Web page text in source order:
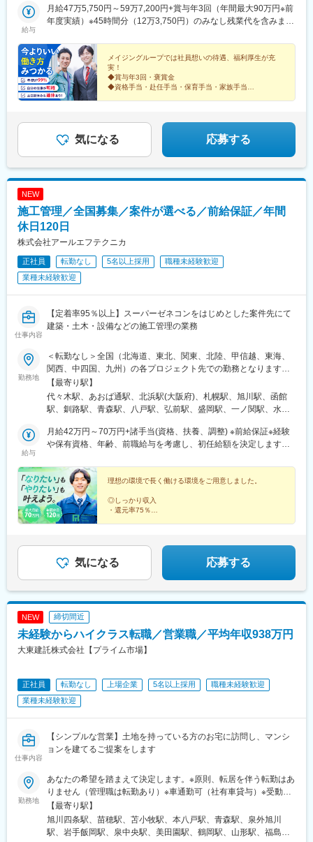
学研奈良登美ケ丘駅、新大宮駅、大和八木駅、摂津富田駅、星ケ
丘駅(大阪府)、箕面萱野駅、鶴見緑地駅、今宮戎駅、なかもず駅、
尾上の松駅、西宮北口駅、神戸駅(兵庫県)、飾磨駅、京口駅、伊丹
駅(阪急線)、福山駅、東尾道駅、不動院前駅、広電本社前駅、西条
駅(広島県)、東津山駅、鳥取駅、東山公園駅(鳥取県)、松江駅、高
浜駅(島根県)、文化の森駅、教会前駅、伏石駅、宇多津駅、伊予和
気駅、古泉駅、新居浜駅、岩国駅、下松駅(山口県)、徳山駅、山口
駅、牧駅(大分県)、西大分駅、南大分駅、西熊本駅、北熊本駅、荒
尾駅(熊本県)、原水駅、新八代駅、佐賀駅、鍋島駅、日宇駅、高田
駅(長崎県)、宮崎神宮駅、隼人駅、鴨池駅、隈之城駅、新越谷駅、
船橋駅、下総中山駅、市場前駅、上井草駅、亀戸駅、高松駅(東京
都)、青井駅、大久保駅(東京都)、新百合ケ丘駅、平沼橋駅、川崎
児駅、泊駅(三重県)、六地蔵駅(京都市営)、八木西口駅、富田駅(大
阪府)、恵美須町駅、中百舌鳥駅、阪神国道駅、ハーバーランド
駅、牛田駅(広島県)、岡田駅(愛媛県)、小倉駅(福岡県)、西鉄香椎
駅、坪井川公園駅、京成船橋駅、豊洲駅、泉体育館駅、東新宿
駅、戸部駅、西高蔵駅、六地蔵駅(奈良線)、畝傍駅、大国町駅、白
鷺駅、高速神戸駅、西鉄千早駅、打越駅
陸・甲信越】新潟、長野、山梨【東海】静岡＜株式会社ナミト＞
東海、北陸、関西、中国、四国、九州の各プロジェクト先での勤
福井【関西】大阪、兵庫、滋賀、京都、奈良、和歌山【中国】広
島、鳥取、岡山、島根、山口【四国】香川、徳島、愛媛、高知
【九州】福岡、大分、佐賀、熊本、宮崎、長崎、鹿児島■交通アク
セスプロジェクト先によって異なります。プロジェクト先によ
り、車通勤OK。
(函館本線)、美園駅、山頂駅(もいわ山)、発寒南駅、新さっぽろ
駅、稲穂駅、真駒内駅、熊ケ根駅、福田町駅、荒井駅(宮城県)、陸
和田駅(埼玉県)、与野本町駅、南与野駅、北浦和駅、南浦和駅、東
浦和駅、岩槻駅、蘇我駅、実籾駅、スポーツセンター駅、千城台
駅、誉田駅、検見川浜駅、鶴見小野駅、三ツ沢下町駅、戸部駅、
山手駅、井土ケ谷駅、上永谷駅、和田町駅、鶴ケ峰駅、屏風浦
駅、金沢文庫駅、新羽駅、十日市場駅(神奈川県)、青葉台駅、セン
島田駅、武蔵小杉駅、武蔵溝ノ口駅、鷺沼駅、生田駅(神奈川県)、
柿生駅、相模湖駅、上溝駅、下溝駅、豊栄駅、新潟駅、白山駅(新
潟県)、亀田駅、新津駅、矢代田駅、内野駅、巻駅、井川駅、安倍
駅、左京山駅、上社駅、植田駅(名古屋市営)、貴船口駅、今出川
駅、鞍馬駅、二条駅、清水五条駅、五条駅(京都市営)、上鳥羽口
駅、日吉駅(京都府)、桃山駅、東野駅(京都府)、洛西口駅、都島
駅、野田阪神駅、桜島駅、阿波座駅、朝潮橋駅、津守駅、大阪上
本町駅、芦原橋駅、福駅、だいどう豊里駅、今里駅(地下鉄)、桃谷
駅、千林大宮駅、鴫野駅、東天下茶屋駅、沢ノ町駅、西天下茶屋
駅、三国駅(大阪府)、横堤駅、住ノ江駅、喜連瓜破駅、大阪梅田駅
栂・美木多駅、新金岡駅、北野田駅、岡本駅(兵庫県)、星の駅、湊
川公園駅、西代駅、妙法寺駅(兵庫県)、滝の茶屋駅、大池駅、中埠
道駅(岡山県)、妹尾駅、鷹野橋駅、白島駅(広島電鉄線)、比治山下
駅、西広島駅、大原駅(広島県)、可部駅、中野東駅、広域公園前
駅、小森江駅、二島駅、九州工大前駅、西小倉駅、志井公園駅、
山麓駅(皿倉山)、今池駅(福岡県)、貝塚駅(福岡県)、東比恵駅、赤
坂駅(福岡県)、大橋駅(福岡県)、九大学研都市駅、福大前駅、梅林
駅(福岡県)、水前寺駅、段山町駅、富合駅、植木駅、東海学園前
駅、東京駅、東銀座駅、六本木駅、新宿三丁目駅、水道橋駅、浅
草駅(ＴＸ)、錦糸町駅、木場駅(東京都)、大崎駅、中目黒駅、京急
蒲田駅、東北沢駅、渋谷駅、中野駅(東京都)、荻窪駅、池袋駅、十
線)、北千住駅、亀有駅、西葛西駅、新青森駅、小中野駅、中央弘
前駅、渋民駅、平泉駅、一ノ関駅、曽波神駅、古川駅、秋田駅、
東大館駅、矢美津駅、蔵王駅、羽前大山駅、東酒田駅、いわき
駅、南福島駅、偕楽園駅、つくば駅、常陸多賀駅、宇都宮駅、小
山駅、葛生駅、山名駅、粕川駅、太田駅(群馬県)、笹津駅、戸出
駅、家久駅、甲斐住吉駅、市川大門駅、安茂里駅、松本駅、西上
田駅、柳津駅(岐阜県)、美濃青柳駅、六軒駅(岐阜県)、追分駅(三重
県)、津新町駅、白子駅、石山寺駅、南草津駅、虎姫駅、榛原駅、
八木西口駅、一分駅、宮前駅、朝来駅、林間田園都市駅、湖山
駅、東山公園駅(鳥取県)、下北条駅、松江しんじ湖温泉駅、出雲市
駅、浜田駅、長府駅、本由良駅、宇部新川駅、二軒屋駅、阿波福
井駅、鳴門駅、太田駅(香川県)、羽間駅、比地大駅、市坪駅、今治
駅、新居浜駅、高知駅、後免中町駅、国見駅(高知県)、佐賀駅、唐
津駅、鳥栖駅、住吉駅(長崎県)、佐世保駅、小江駅、西大分駅、別
駅(鹿児島県)、北永野田駅、宮ケ浜駅、あおば通駅、さっぽろ駅、
北与野駅、田町駅(東京都)、神奈川駅、伏見駅(愛知県)、本町駅、
三ノ宮駅、八丁堀駅(広島県)、博多駅、北２４条駅、宮原駅、国道
駅、西高蔵駅、本笠寺駅、本郷駅(愛知県)、原駅(愛知県)、二条城
前駅、観月橋駅、野江内代駅、海老江駅、西長堀駅、谷町九丁目
屋駅、今福鶴見駅、安立町駅、出戸駅、中崎町駅、谷町四丁目
駅、今川駅(大阪府)、摂津本山駅、湊川駅、高速長田駅、南公園
駅、舟入幸町駅、広島駅、大濠公園駅、七隈駅、交通局前駅(熊本
県)、二重橋前駅、銀座駅、六本木一丁目駅、新宿御苑前駅、後楽
園駅、住吉駅(東京都)、大崎広小路駅、祐天寺駅、蒲田駅、池ノ上
給与
月給47万5,750円～59万7,200円+賞与年3回（年間最大90万円※前
年度実績）※45時間分（12万3,750円）のみなし残業代を含みま
が含まれています。※経験・能力などを考慮し、決定します。＜年
収例＞670万円／35歳・入社2年目760万円／45歳・入社5年目
820万円／51歳・入社8年目
メイジングループでは社員想いの待遇、福利厚生が充
実！
◆賞与年3回・褒賞金
◆資格手当・赴任手当・保育手当・家族手当
◆インフルエンザ予防接種助成金
気になる 応募する
NEW
施工管理／全国募集／案件が選べる／前給保証／年間
休日120日
株式会社アールエフテクニカ
正社員 転勤なし 5名以上採用
職種未経験歓迎
業種未経験歓迎
仕事内容
【定着率95％以上】スーパーゼネコンをはじめとした案件先にて
建築・土木・設備などの施工管理の業務
勤務地
＜転勤なし＞全国（北海道、東北、関東、北陸、甲信越、東海、
関西、中四国、九州）の各プロジェクト先での勤務となります。※
勤務地は希望を考慮します。※転居を伴う転勤なし※車通勤OK（勤
務地による）※直行直帰OK※U・Iターン歓迎。社員寮完備＆住宅補
助制度あり（規定あり）【東京オフィス】東京都渋谷区千駄ヶ谷
町1-7-3 吉田ビル5階【仙台オフィス】宮城県仙台市青葉区中央2-
11-1 オルタス仙台ビル3階
【最寄り駅】
代々木駅、あおば通駅、北浜駅(大阪府)、札幌駅、旭川駅、函館
駅、釧路駅、青森駅、八戸駅、弘前駅、盛岡駅、一ノ関駅、水沢
形駅、三瀬駅、いわき駅、郡山駅(福島県)、福島駅(福島県)、水戸
駅、つくば駅、日立駅、勝田駅、土浦駅、古河駅、下妻駅、守谷
高崎駅、前橋駅、太田駅(群馬県)、伊勢崎駅、桐生駅、渋川駅、大
宮駅(埼玉県)、さいたま新都心駅、川口駅、川越駅、所沢駅、越谷
駅、八潮駅、千葉駅、東海神駅、松戸駅、市川真間駅、柏駅、五
井駅、木更津駅、新習志野駅、浦安駅(千葉県)、八王子駅、町田
駅、府中駅(東京都)、調布駅、保谷駅、麹町駅、茅場町駅、赤坂駅
沢本町駅、平塚駅、本厚木駅、新潟駅、長岡駅、上越妙高駅、富
山駅、金沢駅、福井駅、甲府駅、長野駅、岐阜駅、浜松駅、静岡
駅、富士宮駅、近鉄名古屋駅、豊田市駅、尾張一宮駅、豊橋駅、
方市駅、豊中駅、岸和田駅、吹田駅(東海道本線)、和泉中央駅、神
戸駅(兵庫県)、姫路駅、西宮駅、尼崎駅(東海道本線)、伊丹駅(福知
山線)、奈良駅、畝傍駅、鳥居前駅、郡山駅(奈良県)、近鉄下田
駅、天理駅、和歌山駅、紀伊田辺駅、橋本駅(和歌山県)、打田駅、
駅、阿南駅、高松駅(香川県)、丸亀駅、詫間駅、松山駅(愛媛県)、
今治駅、新居浜駅、後免町駅(鉄道線)、高知駅、天神南駅、小倉駅
(福岡県)、久留米駅、飯塚駅、大牟田駅、春日駅(福岡県)、佐賀
駅、八代駅、愛野駅、大分駅、別府駅(大分県)、中津駅(大分県)、
佐伯駅、宮崎駅、都城駅、日向市駅、鹿児島駅、霧島神宮駅、宮
灘駅、宇和島駅、道後公園駅、石岡駅、東岡山駅、西大寺駅、北
長瀬駅、水沢駅、平泉駅、北上駅、岐阜羽島駅、高山駅、大垣
駅、南宮崎駅、日向住吉駅、油津駅、南仙台駅、多賀城駅、トロ
ッコ嵯峨駅、嵐山駅(京福線)、阿蘇駅、水前寺公園駅、長野原草津
口駅、新前橋駅、三原駅、宮島口駅、尾道駅、宇多津駅、坂出
駅、多度津駅、高知橋駅、須崎駅、後免駅、新鳥栖駅、伊万里
給与
月給42万円～70万円+諸手当(資格、扶養、調整) ※前給保証※経験
や保有資格、年齢、前職給与を考慮し、初任給額を決定します。※
目）1000万円（54歳・経験32年目）
理想の環境で長く働ける環境をご用意しました。
◎しっかり収入
・還元率75％
◎ワークライフバランス
・年間休日120日
・完全週休2日制
・出張時帰省費年3回
気になる 応募する
NEW 締切間近
未経験からハイクラス転職／営業職／平均年収938万円
大東建託株式会社【プライム市場】
正社員 転勤なし 上場企業 5名以上採用
職種未経験歓迎
業種未経験歓迎
仕事内容
【シンプルな営業】土地を持っている方のお宅に訪問し、マンシ
ョンを建てるご提案をします
勤務地
あなたの希望を踏まえて決定します。※原則、転居を伴う転勤はあ
りません（管理職は転勤あり）※車通勤可（社有車貸与）※受動喫
煙対策あり※支店ごと常に募集人数の変動があります。配属希望支
店の空き状況は、ご応募時にご確認ください【本社】東京都港区
港南2-16-1 品川イーストワンタワー21～24階（各線「品川駅」
【最寄り駅】
旭川四条駅、苗穂駅、苫小牧駅、本八戸駅、青森駅、泉外旭川
駅、岩手飯岡駅、泉中央駅、美田園駅、鶴岡駅、山形駅、福島駅